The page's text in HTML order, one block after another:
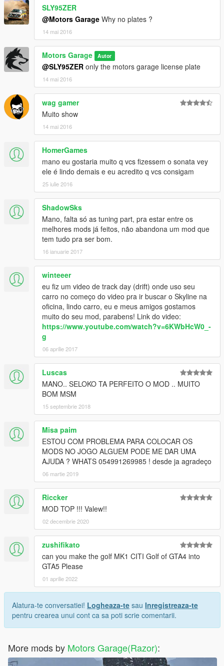
SLY95ZER
@Motors Garage Why no plates ?
14 mai 2016
Motors Garage Autor
@SLY95ZER only the motors garage license plate
14 mai 2016
wag gamer
Muito show
14 mai 2016
HomerGames
mano eu gostaria muito q vcs fizessem o sonata vey
ele é lindo demais e eu acredito q vcs consigam
25 iulie 2016
ShadowSks
Mano, falta só as tuning part, pra estar entre os
melhores mods já feitos, não abandona um mod que
tem tudo pra ser bom.
16 ianuarie 2017
winteeer
eu fiz um video de track day (drift) onde uso seu
carro no começo do video pra ir buscar o Skyline na
oficina, lindo carro, eu e meus amigos gostamos
muito do seu mod, parabens! Link do video:
https://www.youtube.com/watch?v=6KWbHcW0_-
g
06 aprilie 2017
Luscas
MANO.. SELOKO TA PERFEITO O MOD .. MUITO
BOM MSM
15 septembrie 2018
Misa paim
ESTOU COM PROBLEMA PARA COLOCAR OS
MODS NO JOGO ALGUEM PODE ME DAR UMA
AJUDA ? WHATS 054991269985 ! desde ja agradeço
06 martie 2019
Riccker
MOD TOP !!! Valew!!
02 decembrie 2020
zushifikato
can you make the golf MK1 CITI Golf of GTA4 into
GTA5 Please
01 aprilie 2022
Alatura-te conversatiei! Logheaza-te sau Inregistreaza-te
pentru crearea unui cont ca sa poti scrie comentarii.
More mods by Motors Garage(Razor):